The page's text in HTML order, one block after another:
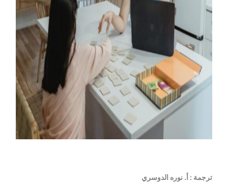
ترجمة : أ. نوره الدوسري